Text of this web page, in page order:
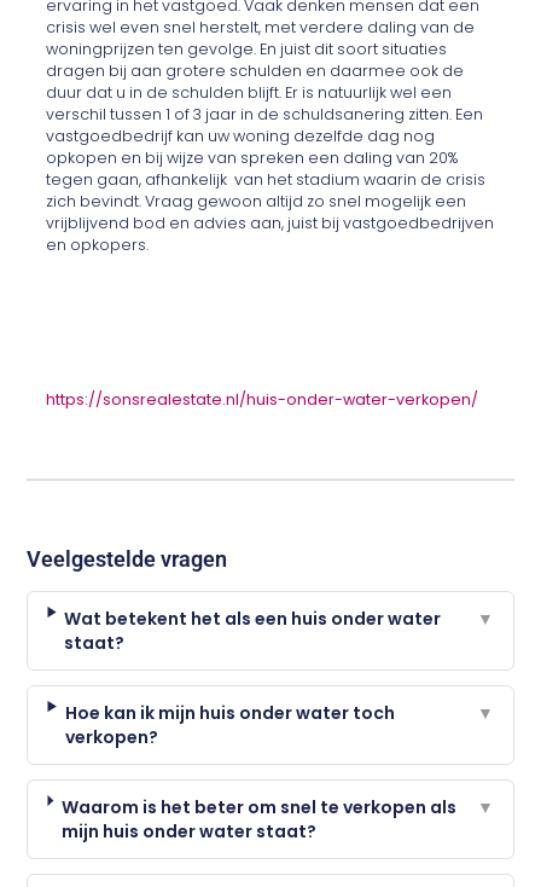
ervaring in het vastgoed. Vaak denken mensen dat een
crisis wel even snel herstelt, met verdere daling van de
woningprijzen ten gevolge. En juist dit soort situaties
dragen bij aan grotere schulden en daarmee ook de
duur dat u in de schulden blijft. Er is natuurlijk wel een
verschil tussen 1 of 3 jaar in de schuldsanering zitten. Een
vastgoedbedrijf kan uw woning dezelfde dag nog
opkopen en bij wijze van spreken een daling van 20%
tegen gaan, afhankelijk van het stadium waarin de crisis
zich bevindt. Vraag gewoon altijd zo snel mogelijk een
vrijblijvend bod en advies aan, juist bij vastgoedbedrijven
en opkopers.
https://sonsrealestate.nl/huis-onder-water-verkopen/
Veelgestelde vragen
Wat betekent het als een huis onder water
staat?
▼
Hoe kan ik mijn huis onder water toch
verkopen?
▼
Waarom is het beter om snel te verkopen als
mijn huis onder water staat?
▼